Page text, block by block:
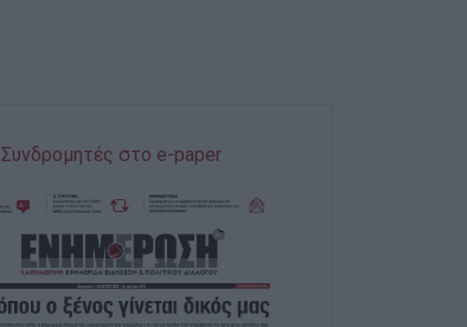
Συνδρομητές στο e-paper